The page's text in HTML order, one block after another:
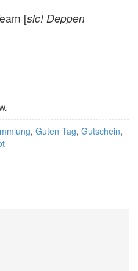
[sic! Deppen
, Guten Tag, Gutschein,